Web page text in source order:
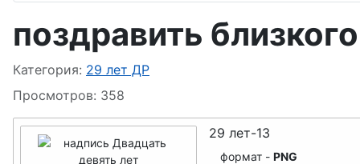
- дедушка
-внук
-внучка
-племянник
поздравить
Информация о материале
Категория: 29 лет ДР
Просмотров: 358
29 лет-13
формат - PNG